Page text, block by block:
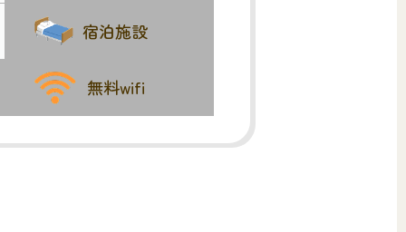
宿泊施設
無料wifi